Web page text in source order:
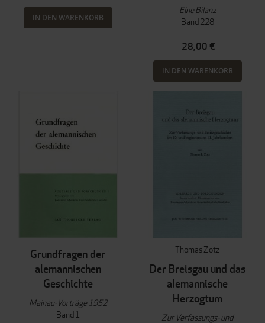
IN DEN WARENKORB
Eine Bilanz
Band 228
28,00 €
IN DEN WARENKORB
Grundfragen der
alemannischen
Geschichte
Mainau-Vorträge 1952
Band 1
Thomas Zotz
Der Breisgau und das
alemannische
Herzogtum
Zur Verfassungs- und